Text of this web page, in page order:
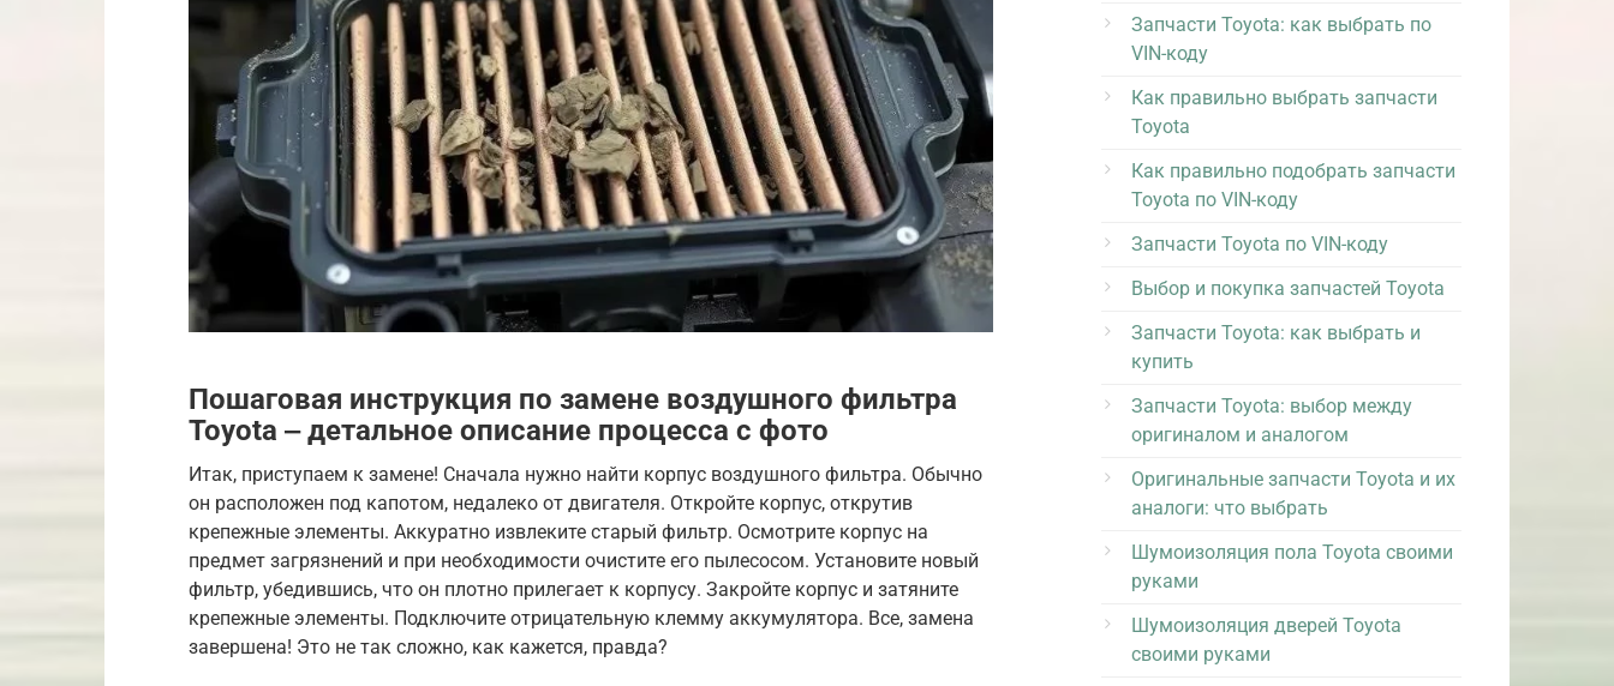
Пошаговая инструкция по замене воздушного фильтра
Toyota ‒ детальное описание процесса с фото
Итак, приступаем к замене! Сначала нужно найти корпус воздушного фильтра. Обычно
он расположен под капотом, недалеко от двигателя. Откройте корпус, открутив
крепежные элементы. Аккуратно извлеките старый фильтр. Осмотрите корпус на
предмет загрязнений и при необходимости очистите его пылесосом. Установите новый
фильтр, убедившись, что он плотно прилегает к корпусу. Закройте корпус и затяните
крепежные элементы. Подключите отрицательную клемму аккумулятора. Все, замена
завершена! Это не так сложно, как кажется, правда?
Запчасти Toyota: как выбрать по
VIN-коду
Как правильно выбрать запчасти
Toyota
Как правильно подобрать запчасти
Toyota по VIN-коду
Запчасти Toyota по VIN-коду
Выбор и покупка запчастей Toyota
Запчасти Toyota: как выбрать и
купить
Запчасти Toyota: выбор между
оригиналом и аналогом
Оригинальные запчасти Toyota и их
аналоги: что выбрать
Шумоизоляция пола Toyota своими
руками
Шумоизоляция дверей Toyota
своими руками